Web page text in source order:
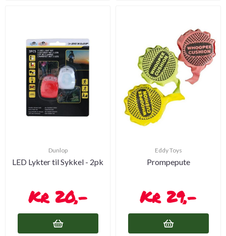
Dunlop
LED Lykter til Sykkel - 2pk
20,-
Eddy Toys
Prompepute
29,-